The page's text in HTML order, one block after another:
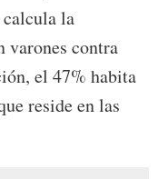
calcula la
varones contra
el 47% habita
reside en las